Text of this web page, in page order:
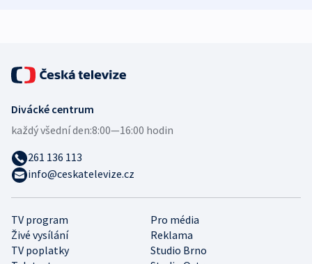
TV program
Pro média
Živé vysílání
Reklama
TV poplatky
Studio Brno
Divácké centrum
každý všední den:8:00—16:00 hodin
261 136 113
info@ceskatelevize.cz